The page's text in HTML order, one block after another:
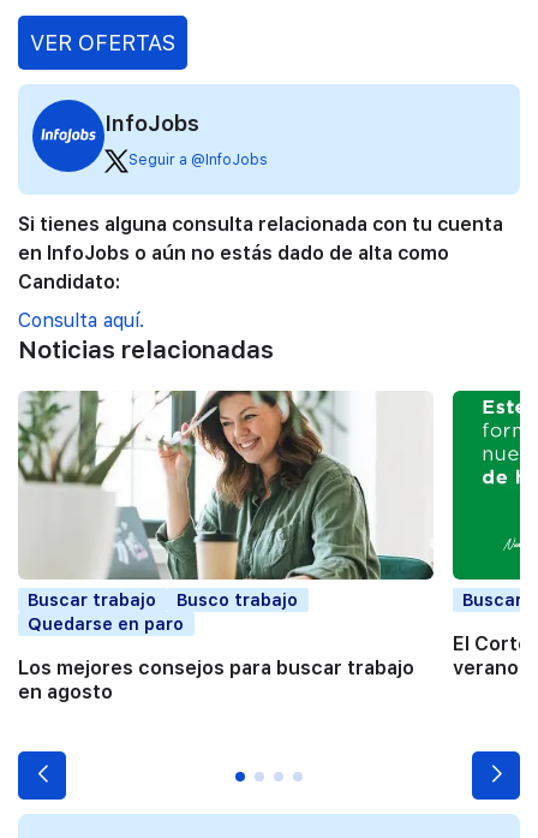
VER OFERTAS
InfoJobs
Seguir a @InfoJobs
Si tienes alguna consulta relacionada con tu cuenta
en InfoJobs o aún no estás dado de alta como
Candidato:
Consulta aquí.
Noticias relacionadas
Buscar trabajo
Busco trabajo
Quedarse en paro
Los mejores consejos para buscar trabajo
en agosto
Buscar
El Corte
verano